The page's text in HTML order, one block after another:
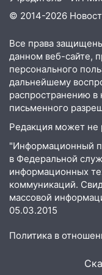
16:12 Едва не
знакомым
больницей
16:06 18-
больницу
15:59
миллионов
15:32 На
летнего
На
надвигается
© 2014-2026
Все права
данном веб-сайте,
персонального
дальнейшему
распространению в
письменного
Редакция может не
"Информационный
в Федеральной
информационных
коммуникаций.
массовой
05.03.2015
Политика в